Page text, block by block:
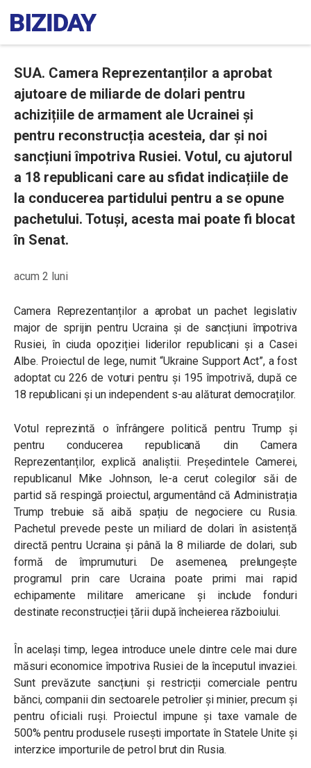
SUA. Camera Reprezentanților a aprobat
ajutoare de miliarde de dolari pentru
achizițiile de armament ale Ucrainei și
pentru reconstrucția acesteia, dar și noi
sancțiuni împotriva Rusiei. Votul, cu ajutorul
a 18 republicani care au sfidat indicațiile de
la conducerea partidului pentru a se opune
pachetului. Totuși, acesta mai poate fi blocat
în Senat.
acum 2 luni
Camera Reprezentanților a aprobat un pachet legislativ
major de sprijin pentru Ucraina și de sancțiuni împotriva
Rusiei, în ciuda opoziției liderilor republicani și a Casei
Albe. Proiectul de lege, numit “Ukraine Support Act”, a fost
adoptat cu 226 de voturi pentru și 195 împotrivă, după ce
18 republicani și un independent s-au alăturat democraților.
Votul reprezintă o înfrângere politică pentru Trump și
pentru conducerea republicană din Camera
Reprezentanților, explică analiștii. Președintele Camerei,
republicanul Mike Johnson, le-a cerut colegilor săi de
partid să respingă proiectul, argumentând că Administrația
Trump trebuie să aibă spațiu de negociere cu Rusia.
Pachetul prevede peste un miliard de dolari în asistență
directă pentru Ucraina și până la 8 miliarde de dolari, sub
formă de împrumuturi. De asemenea, prelungește
programul prin care Ucraina poate primi mai rapid
echipamente militare americane și include fonduri
destinate reconstrucției țării după încheierea războiului.
În același timp, legea introduce unele dintre cele mai dure
măsuri economice împotriva Rusiei de la începutul invaziei.
Sunt prevăzute sancțiuni și restricții comerciale pentru
bănci, companii din sectoarele petrolier și minier, precum și
pentru oficiali ruși. Proiectul impune și taxe vamale de
500% pentru produsele rusești importate în Statele Unite și
interzice importurile de petrol brut din Rusia.